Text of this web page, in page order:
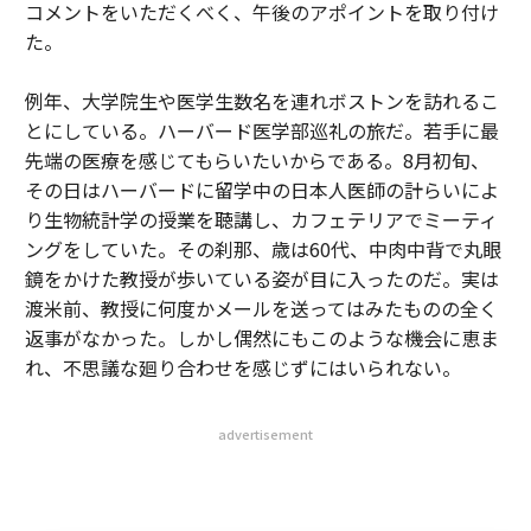
コメントをいただくべく、午後のアポイントを取り付け
た。
例年、大学院生や医学生数名を連れボストンを訪れるこ
とにしている。ハーバード医学部巡礼の旅だ。若手に最
先端の医療を感じてもらいたいからである。8月初旬、
その日はハーバードに留学中の日本人医師の計らいによ
り生物統計学の授業を聴講し、カフェテリアでミーティ
ングをしていた。その刹那、歳は60代、中肉中背で丸眼
鏡をかけた教授が歩いている姿が目に入ったのだ。実は
渡米前、教授に何度かメールを送ってはみたものの全く
返事がなかった。しかし偶然にもこのような機会に恵ま
れ、不思議な廻り合わせを感じずにはいられない。
advertisement